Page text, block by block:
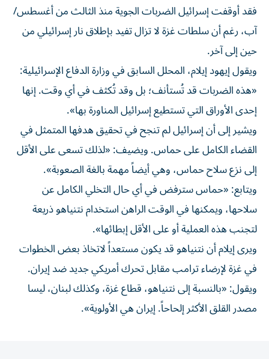
فقد أوقفت إسرائيل الضربات الجوية منذ الثالث من أغسطس/
آب، رغم أن سلطات غزة لا تزال تفيد بإطلاق نار إسرائيلي من
حين إلى آخر.
ويقول إيهود إيلام، المحلل السابق في وزارة الدفاع الإسرائيلية:
«هذه الضربات قد تُستأنف؛ بل وقد تُكثف في أي وقت. إنها
إحدى الأوراق التي تستطيع إسرائيل المناورة بها».
ويشير إلى أن إسرائيل لم تنجح في تحقيق هدفها المتمثل في
القضاء الكامل على حماس. ويضيف: «لذلك تسعى على الأقل
إلى نزع سلاح حماس، وهي أيضاً مهمة بالغة الصعوبة».
ويتابع: «حماس سترفض في أي حال التخلي الكامل عن
سلاحها، ويمكنها في الوقت الراهن استخدام نتنياهو ذريعة
لتجنب هذه العملية أو على الأقل إبطائها».
ويرى إيلام أن نتنياهو قد يكون مستعداً لاتخاذ بعض الخطوات
في غزة لإرضاء ترامب مقابل تحرك أمريكي جديد ضد إيران.
ويقول: «بالنسبة إلى نتنياهو، قطاع غزة، وكذلك لبنان، ليسا
مصدر القلق الأكثر إلحاحاً. إيران هي الأولوية».